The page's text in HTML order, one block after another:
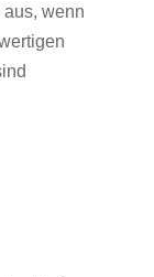
wenn